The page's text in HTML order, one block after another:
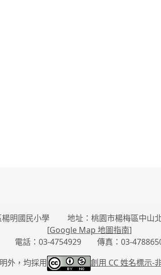
楊明國民小學 地址：桃園市楊梅區中山
[Google Map 地圖指南]
電話：03-4754929 傳真：03-
外，均採用
創用 CC 姓名標示-